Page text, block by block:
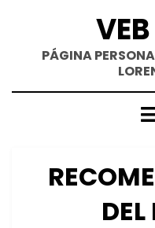
contenidoPÁGINA